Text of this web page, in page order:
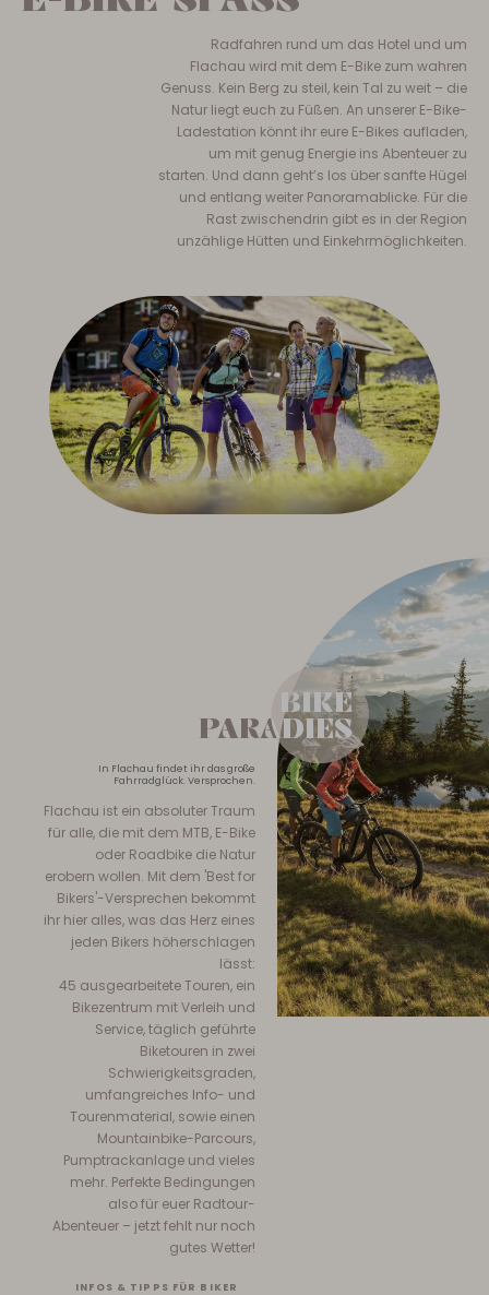
Radfahren rund um das Hotel und um
Flachau wird mit dem E-Bike zum wahren
Genuss. Kein Berg zu steil, kein Tal zu weit – die
Natur liegt euch zu Füßen. An unserer E-Bike-
Ladestation könnt ihr eure E-Bikes aufladen,
um mit genug Energie ins Abenteuer zu
starten. Und dann geht’s los über sanfte Hügel
und entlang weiter Panoramablicke. Für die
Rast zwischendrin gibt es in der Region
unzählige Hütten und Einkehrmöglichkeiten.
BIKE
PARADIES
BIKE
PARADIES
In Flachau findet ihr das große
Fahrradglück. Versprochen.
Flachau ist ein absoluter Traum
für alle, die mit dem MTB, E-Bike
oder Roadbike die Natur
erobern wollen. Mit dem 'Best for
Bikers'-Versprechen bekommt
ihr hier alles, was das Herz eines
jeden Bikers höherschlagen
lässt:
45 ausgearbeitete Touren, ein
Bikezentrum mit Verleih und
Service, täglich geführte
Biketouren in zwei
Schwierigkeitsgraden,
umfangreiches Info- und
Tourenmaterial, sowie einen
Mountainbike-Parcours,
Pumptrackanlage und vieles
mehr. Perfekte Bedingungen
also für euer Radtour-
Abenteuer – jetzt fehlt nur noch
gutes Wetter!
INFOS & TIPPS FÜR BIKER